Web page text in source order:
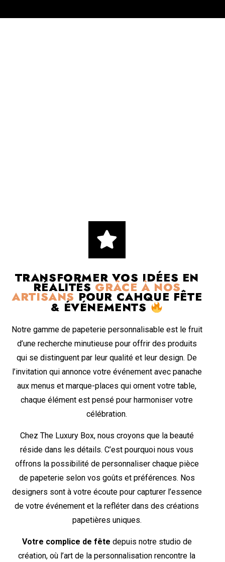
TRANSFORMER VOS IDÉES EN
RÉALITÉSGRÂCE À NOS
ARTISANSPOUR CAHQUE FÊTE
& ÉVÉNEMENTS
Notre gamme de papeterie personnalisable est le fruit
d’une recherche minutieuse pour offrir des produits
qui se distinguent par leur qualité et leur design. De
l’invitation qui annonce votre événement avec panache
aux menus et marque-places qui ornent votre table,
chaque élément est pensé pour harmoniser votre
célébration.
Chez The Luxury Box, nous croyons que la beauté
réside dans les détails. C’est pourquoi nous vous
offrons la possibilité de personnaliser chaque pièce
de papeterie selon vos goûts et préférences. Nos
designers sont à votre écoute pour capturer l’essence
de votre événement et la refléter dans des créations
papetières uniques.
Votre complice de fête depuis notre studio de
création, où l’art de la personnalisation rencontre la